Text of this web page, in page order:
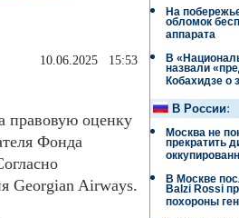
10.06.2025 15:53
правовую оценку
Фонда
Georgian Airways.
На
обломок
аппарата
В
назвали
Кобахидзе о
В России:
Москва не
прекратить
В Москве
Balzi Rossi
похороны